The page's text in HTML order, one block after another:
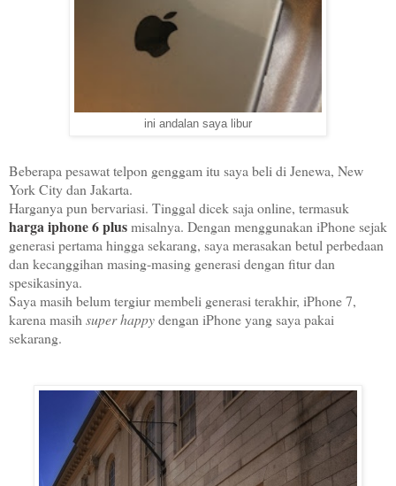
ini andalan saya libur
Beberapa pesawat telpon genggam itu saya beli di Jenewa, New
York City dan Jakarta.
Harganya pun bervariasi. Tinggal dicek saja online, termasuk
harga iphone 6 plusmisalnya. Dengan menggunakan iPhone sejak
generasi pertama hingga sekarang, saya merasakan betul perbedaan
dan kecanggihan masing-masing generasi dengan fitur dan
spesikasinya.
Saya masih belum tergiur membeli generasi terakhir, iPhone 7,
karena masih super happydengan iPhone yang saya pakai
sekarang.